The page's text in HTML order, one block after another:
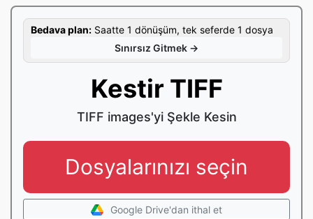
Bedava plan: Saatte 1 dönüşüm, tek seferde 1 dosya
Sınırsız Gitmek →
Kestir TIFF
TIFF images'yi Şekle Kesin
Dosyalarınızı seçin
Google Drive'dan ithal et